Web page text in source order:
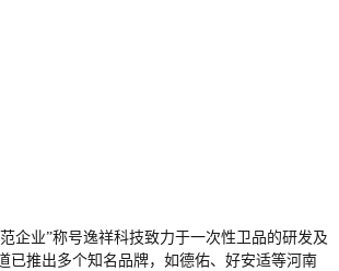
企业”称号逸祥科技致力于一次性卫品的研发及
已推出多个知名品牌，如德佑、好安适等河南